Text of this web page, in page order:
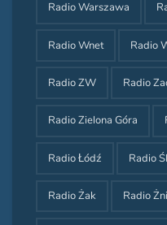
Radio Warszawa
Radio Wnet Radio
Radio ZW Radio
Radio Zielona Góra
Radio Łódź Radio
Radio Żak Radio